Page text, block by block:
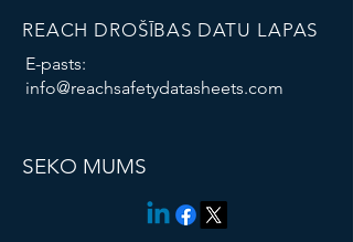
REACH DROŠĪBAS DATU LAPAS
E-pasts:
info@reachsafetydatasheets.com
SEKO MUMS